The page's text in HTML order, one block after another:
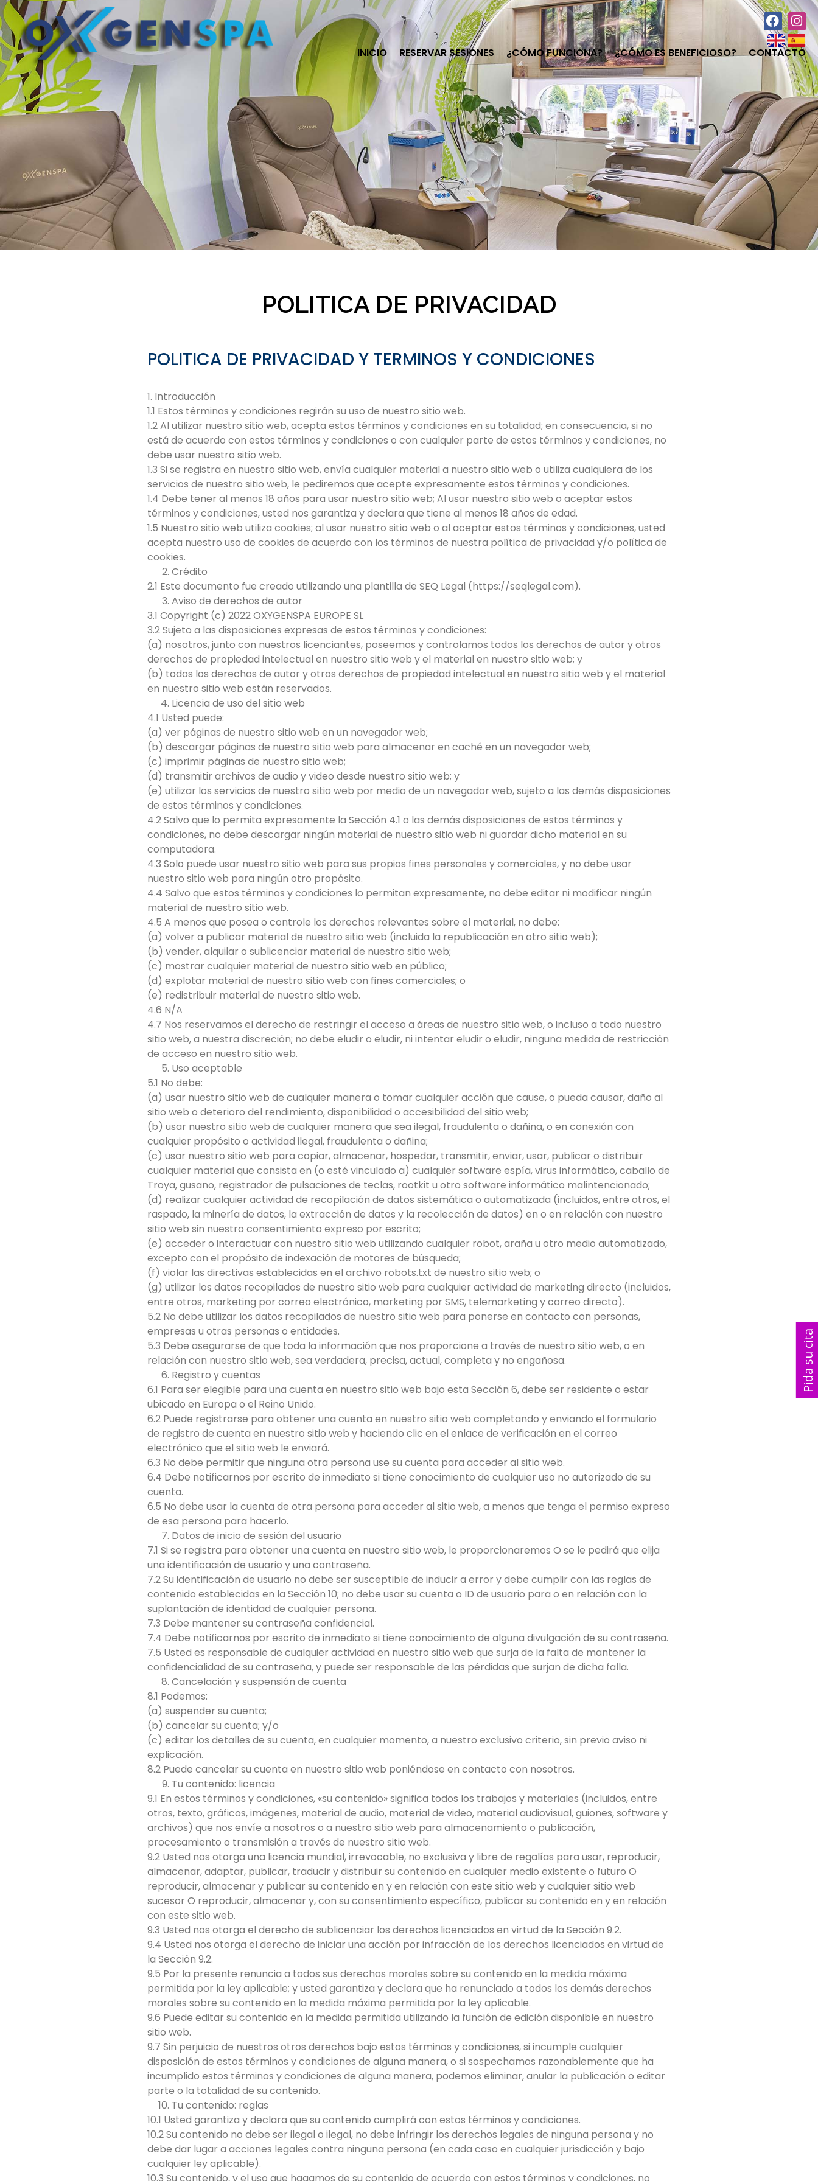
INICIO RESERVAR SESIONES ¿CÓMO FUNCIONA? ¿CÓMO ES BENEFICIOSO? CONTACTO
POLITICA DE PRIVACIDAD
POLITICA DE PRIVACIDAD Y TERMINOS Y CONDICIONES
1. Introducción
1.1 Estos términos y condiciones regirán su uso de nuestro sitio web.
1.2 Al utilizar nuestro sitio web, acepta estos términos y condiciones en su totalidad; en consecuencia, si no
está de acuerdo con estos términos y condiciones o con cualquier parte de estos términos y condiciones, no
debe usar nuestro sitio web.
1.3 Si se registra en nuestro sitio web, envía cualquier material a nuestro sitio web o utiliza cualquiera de los
servicios de nuestro sitio web, le pediremos que acepte expresamente estos términos y condiciones.
1.4 Debe tener al menos 18 años para usar nuestro sitio web; Al usar nuestro sitio web o aceptar estos
términos y condiciones, usted nos garantiza y declara que tiene al menos 18 años de edad.
1.5 Nuestro sitio web utiliza cookies; al usar nuestro sitio web o al aceptar estos términos y condiciones, usted
acepta nuestro uso de cookies de acuerdo con los términos de nuestra política de privacidad y/o política de
cookies.
Crédito
2.1 Este documento fue creado utilizando una plantilla de SEQ Legal (https://seqlegal.com).
Aviso de derechos de autor
3.1 Copyright (c) 2022 OXYGENSPA EUROPE SL
3.2 Sujeto a las disposiciones expresas de estos términos y condiciones:
(a) nosotros, junto con nuestros licenciantes, poseemos y controlamos todos los derechos de autor y otros
derechos de propiedad intelectual en nuestro sitio web y el material en nuestro sitio web; y
(b) todos los derechos de autor y otros derechos de propiedad intelectual en nuestro sitio web y el material
en nuestro sitio web están reservados.
Licencia de uso del sitio web
4.1 Usted puede:
(a) ver páginas de nuestro sitio web en un navegador web;
(b) descargar páginas de nuestro sitio web para almacenar en caché en un navegador web;
(c) imprimir páginas de nuestro sitio web;
(d) transmitir archivos de audio y video desde nuestro sitio web; y
(e) utilizar los servicios de nuestro sitio web por medio de un navegador web, sujeto a las demás disposiciones
de estos términos y condiciones.
4.2 Salvo que lo permita expresamente la Sección 4.1 o las demás disposiciones de estos términos y
condiciones, no debe descargar ningún material de nuestro sitio web ni guardar dicho material en su
computadora.
4.3 Solo puede usar nuestro sitio web para sus propios fines personales y comerciales, y no debe usar
nuestro sitio web para ningún otro propósito.
4.4 Salvo que estos términos y condiciones lo permitan expresamente, no debe editar ni modificar ningún
material de nuestro sitio web.
4.5 A menos que posea o controle los derechos relevantes sobre el material, no debe:
(a) volver a publicar material de nuestro sitio web (incluida la republicación en otro sitio web);
(b) vender, alquilar o sublicenciar material de nuestro sitio web;
(c) mostrar cualquier material de nuestro sitio web en público;
(d) explotar material de nuestro sitio web con fines comerciales; o
(e) redistribuir material de nuestro sitio web.
4.6 N/A
4.7 Nos reservamos el derecho de restringir el acceso a áreas de nuestro sitio web, o incluso a todo nuestro
sitio web, a nuestra discreción; no debe eludir o eludir, ni intentar eludir o eludir, ninguna medida de restricción
de acceso en nuestro sitio web.
Uso aceptable
5.1 No debe:
(a) usar nuestro sitio web de cualquier manera o tomar cualquier acción que cause, o pueda causar, daño al
sitio web o deterioro del rendimiento, disponibilidad o accesibilidad del sitio web;
(b) usar nuestro sitio web de cualquier manera que sea ilegal, fraudulenta o dañina, o en conexión con
cualquier propósito o actividad ilegal, fraudulenta o dañina;
(c) usar nuestro sitio web para copiar, almacenar, hospedar, transmitir, enviar, usar, publicar o distribuir
cualquier material que consista en (o esté vinculado a) cualquier software espía, virus informático, caballo de
Troya, gusano, registrador de pulsaciones de teclas, rootkit u otro software informático malintencionado;
(d) realizar cualquier actividad de recopilación de datos sistemática o automatizada (incluidos, entre otros, el
raspado, la minería de datos, la extracción de datos y la recolección de datos) en o en relación con nuestro
sitio web sin nuestro consentimiento expreso por escrito;
(e) acceder o interactuar con nuestro sitio web utilizando cualquier robot, araña u otro medio automatizado,
excepto con el propósito de indexación de motores de búsqueda;
(f) violar las directivas establecidas en el archivo robots.txt de nuestro sitio web; o
(g) utilizar los datos recopilados de nuestro sitio web para cualquier actividad de marketing directo (incluidos,
entre otros, marketing por correo electrónico, marketing por SMS, telemarketing y correo directo).
5.2 No debe utilizar los datos recopilados de nuestro sitio web para ponerse en contacto con personas,
empresas u otras personas o entidades.
5.3 Debe asegurarse de que toda la información que nos proporcione a través de nuestro sitio web, o en
relación con nuestro sitio web, sea verdadera, precisa, actual, completa y no engañosa.
Registro y cuentas
6.1 Para ser elegible para una cuenta en nuestro sitio web bajo esta Sección 6, debe ser residente o estar
ubicado en Europa o el Reino Unido.
6.2 Puede registrarse para obtener una cuenta en nuestro sitio web completando y enviando el formulario
de registro de cuenta en nuestro sitio web y haciendo clic en el enlace de verificación en el correo
electrónico que el sitio web le enviará.
6.3 No debe permitir que ninguna otra persona use su cuenta para acceder al sitio web.
6.4 Debe notificarnos por escrito de inmediato si tiene conocimiento de cualquier uso no autorizado de su
cuenta.
6.5 No debe usar la cuenta de otra persona para acceder al sitio web, a menos que tenga el permiso expreso
de esa persona para hacerlo.
Datos de inicio de sesión del usuario
7.1 Si se registra para obtener una cuenta en nuestro sitio web, le proporcionaremos O se le pedirá que elija
una identificación de usuario y una contraseña.
7.2 Su identificación de usuario no debe ser susceptible de inducir a error y debe cumplir con las reglas de
contenido establecidas en la Sección 10; no debe usar su cuenta o ID de usuario para o en relación con la
suplantación de identidad de cualquier persona.
7.3 Debe mantener su contraseña confidencial.
7.4 Debe notificarnos por escrito de inmediato si tiene conocimiento de alguna divulgación de su contraseña.
7.5 Usted es responsable de cualquier actividad en nuestro sitio web que surja de la falta de mantener la
confidencialidad de su contraseña, y puede ser responsable de las pérdidas que surjan de dicha falla.
Cancelación y suspensión de cuenta
8.1 Podemos:
(a) suspender su cuenta;
(b) cancelar su cuenta; y/o
(c) editar los detalles de su cuenta, en cualquier momento, a nuestro exclusivo criterio, sin previo aviso ni
explicación.
8.2 Puede cancelar su cuenta en nuestro sitio web poniéndose en contacto con nosotros.
Tu contenido: licencia
9.1 En estos términos y condiciones, «su contenido» significa todos los trabajos y materiales (incluidos, entre
otros, texto, gráficos, imágenes, material de audio, material de video, material audiovisual, guiones, software y
archivos) que nos envíe a nosotros o a nuestro sitio web para almacenamiento o publicación,
procesamiento o transmisión a través de nuestro sitio web.
9.2 Usted nos otorga una licencia mundial, irrevocable, no exclusiva y libre de regalías para usar, reproducir,
almacenar, adaptar, publicar, traducir y distribuir su contenido en cualquier medio existente o futuro O
reproducir, almacenar y publicar su contenido en y en relación con este sitio web y cualquier sitio web
sucesor O reproducir, almacenar y, con su consentimiento específico, publicar su contenido en y en relación
con este sitio web.
9.3 Usted nos otorga el derecho de sublicenciar los derechos licenciados en virtud de la Sección 9.2.
9.4 Usted nos otorga el derecho de iniciar una acción por infracción de los derechos licenciados en virtud de
la Sección 9.2.
9.5 Por la presente renuncia a todos sus derechos morales sobre su contenido en la medida máxima
permitida por la ley aplicable; y usted garantiza y declara que ha renunciado a todos los demás derechos
morales sobre su contenido en la medida máxima permitida por la ley aplicable.
9.6 Puede editar su contenido en la medida permitida utilizando la función de edición disponible en nuestro
sitio web.
9.7 Sin perjuicio de nuestros otros derechos bajo estos términos y condiciones, si incumple cualquier
disposición de estos términos y condiciones de alguna manera, o si sospechamos razonablemente que ha
incumplido estos términos y condiciones de alguna manera, podemos eliminar, anular la publicación o editar
parte o la totalidad de su contenido.
Tu contenido: reglas
10.1 Usted garantiza y declara que su contenido cumplirá con estos términos y condiciones.
10.2 Su contenido no debe ser ilegal o ilegal, no debe infringir los derechos legales de ninguna persona y no
debe dar lugar a acciones legales contra ninguna persona (en cada caso en cualquier jurisdicción y bajo
cualquier ley aplicable).